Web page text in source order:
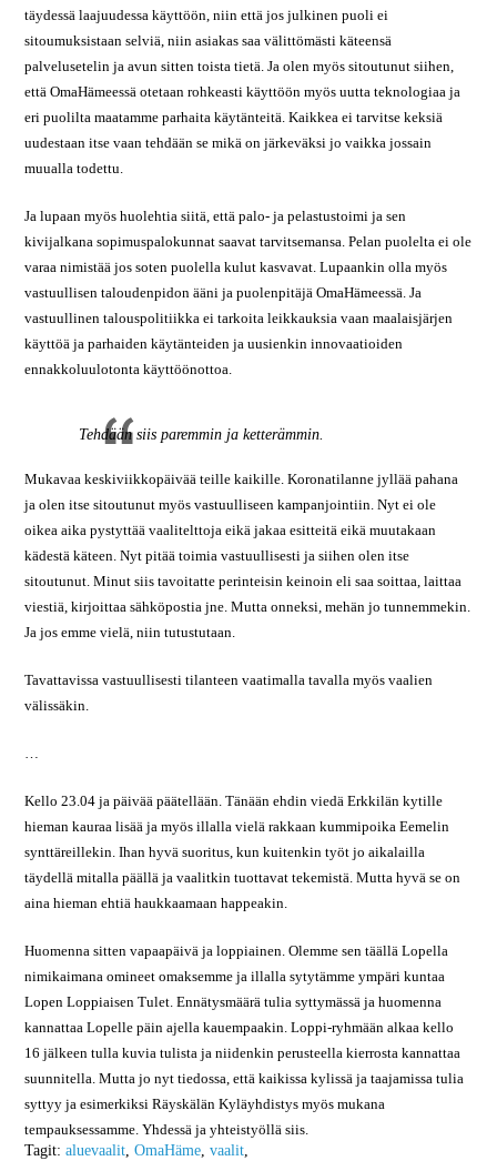
täydessä laajuudessa käyttöön, niin että jos julkinen puoli ei
sitoumuksistaan selviä, niin asiakas saa välittömästi käteensä
palvelusetelin ja avun sitten toista tietä. Ja olen myös sitoutunut siihen,
että OmaHämeessä otetaan rohkeasti käyttöön myös uutta teknologiaa ja
eri puolilta maatamme parhaita käytänteitä. Kaikkea ei tarvitse keksiä
uudestaan itse vaan tehdään se mikä on järkeväksi jo vaikka jossain
muualla todettu.
Ja lupaan myös huolehtia siitä, että palo- ja pelastustoimi ja sen
kivijalkana sopimuspalokunnat saavat tarvitsemansa. Pelan puolelta ei ole
varaa nimistää jos soten puolella kulut kasvavat. Lupaankin olla myös
vastuullisen taloudenpidon ääni ja puolenpitäjä OmaHämeessä. Ja
vastuullinen talouspolitiikka ei tarkoita leikkauksia vaan maalaisjärjen
käyttöä ja parhaiden käytänteiden ja uusienkin innovaatioiden
ennakkoluulotonta käyttöönottoa.
Tehdään siis paremmin ja ketterämmin.
Mukavaa keskiviikkopäivää teille kaikille. Koronatilanne jyllää pahana
ja olen itse sitoutunut myös vastuulliseen kampanjointiin. Nyt ei ole
oikea aika pystyttää vaalitelttoja eikä jakaa esitteitä eikä muutakaan
kädestä käteen. Nyt pitää toimia vastuullisesti ja siihen olen itse
sitoutunut. Minut siis tavoitatte perinteisin keinoin eli saa soittaa, laittaa
viestiä, kirjoittaa sähköpostia jne. Mutta onneksi, mehän jo tunnemmekin.
Ja jos emme vielä, niin tutustutaan.
Tavattavissa vastuullisesti tilanteen vaatimalla tavalla myös vaalien
välissäkin.
…
Kello 23.04 ja päivää päätellään. Tänään ehdin viedä Erkkilän kytille
hieman kauraa lisää ja myös illalla vielä rakkaan kummipoika Eemelin
synttäreillekin. Ihan hyvä suoritus, kun kuitenkin työt jo aikalailla
täydellä mitalla päällä ja vaalitkin tuottavat tekemistä. Mutta hyvä se on
aina hieman ehtiä haukkaamaan happeakin.
Huomenna sitten vapaapäivä ja loppiainen. Olemme sen täällä Lopella
nimikaimana omineet omaksemme ja illalla sytytämme ympäri kuntaa
Lopen Loppiaisen Tulet. Ennätysmäärä tulia syttymässä ja huomenna
kannattaa Lopelle päin ajella kauempaakin. Loppi-ryhmään alkaa kello
16 jälkeen tulla kuvia tulista ja niidenkin perusteella kierrosta kannattaa
suunnitella. Mutta jo nyt tiedossa, että kaikissa kylissä ja taajamissa tulia
syttyy ja esimerkiksi Räyskälän Kyläyhdistys myös mukana
tempauksessamme. Yhdessä ja yhteistyöllä siis.
Tagit:aluevaalit,OmaHäme,vaalit,